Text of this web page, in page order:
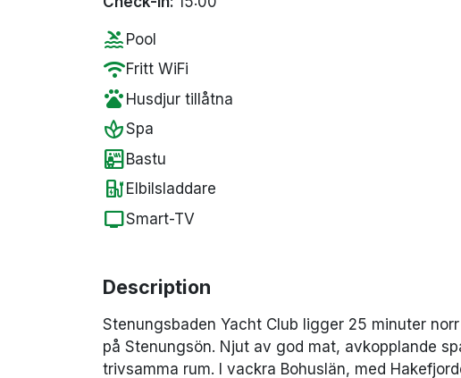
pool Pool
wifiFritt WiFi
pets Husdjur tillåtna
spaSpa
saunaBastu
ev_station Elbilsladdare
tvSmart-TV
Description
Stenungsbaden Yacht Club ligger 25 minuter
på Stenungsön. Njut av god mat, avkopplande
trivsamma rum. I vackra Bohuslän, med